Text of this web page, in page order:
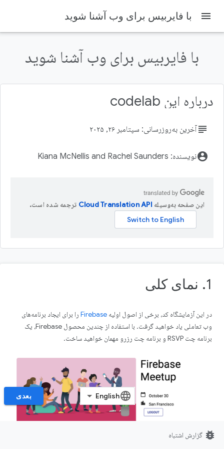
در این صفحه
آنچه یاد خواهید گرفت
۲. کد شروع را دریافت کنید
menu با فایربیس برای وب آشنا شوید
با فایربیس برای وب آشنا شوید
درباره این codelab
subjectآخرین به‌روزرسانی: سپتامبر ۲۶, ۲۰۲۵
account_circleنویسنده: Kiana McNellis and Rachel Saunders
این صفحه به‌وسیله ترجمه شده است.
1. نمای کلی
در این آزمایشگاه کد، برخی از اصول اولیه Firebase را برای ایجاد برنامه‌های
وب تعاملی یاد خواهید گرفت. با استفاده از چندین محصول Firebase، یک
برنامه چت RSVP و برنامه چت رزرو مهمان خواهید ساخت.
بعدی
bug_report گزارش اشتباه